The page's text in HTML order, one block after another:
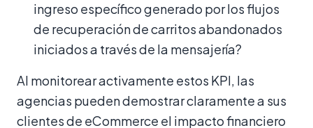
ingreso específico generado por los flujos
de recuperación de carritos abandonados
iniciados a través de la mensajería?
Al monitorear activamente estos KPI, las
agencias pueden demostrar claramente a sus
clientes de eCommerce el impacto financiero